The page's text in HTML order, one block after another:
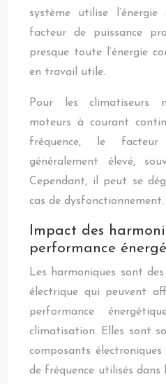
système utilise
facteur de puissance
presque toute l’énergie
en travail utile.
Pour les climatiseurs
moteurs à courant
fréquence, le
généralement élevé,
Cependant, il peut se
cas de dysfonctionnement.
Impact des
performance
Les harmoniques sont
électrique qui peuvent
performance
climatisation. Elles sont
composants
de fréquence utilisés dans